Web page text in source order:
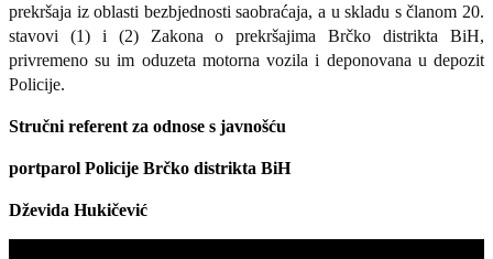
prekršaja iz oblasti bezbjednosti saobraćaja, a u skladu s članom 20.
stavovi (1) i (2) Zakona o prekršajima Brčko distrikta BiH,
privremeno su im oduzeta motorna vozila i deponovana u depozit
Policije.
Stručni referent za odnose s javnošću
portparol Policije Brčko distrikta BiH
Dževida Hukičević